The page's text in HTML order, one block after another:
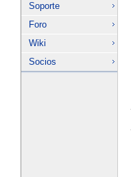
Soporte
Foro
Wiki
Socios